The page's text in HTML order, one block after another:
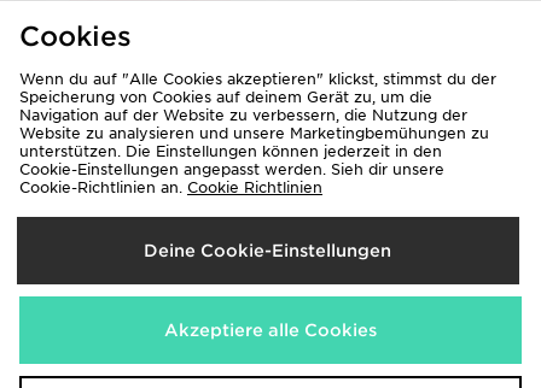
Nike Phoenix Shox Crew
Sweatshirt Damen
vorher70,00€
Jetzt25,00€ - 64%
Nike Shox Overhead Hoodie
vorher80,00€
Jetzt35,00€ - 56%
prahlen wie der Nike Shox. Diese Sneaker kamen im Sommer 2000 auf
während der Olympischen Sommerspiele desselben Jahres getragen.
Während der Spiele wurde Carter berühmt, als er mit einem Paar Shox
über den 2,18 m großen Franzosen Frédéric Weis dunkte. Dieses Bild
führte schnell zu seiner steigenden Beliebtheit in der Streetwear-
Cookies
Wenn du auf "Alle Cookies akzeptieren" klickst, stimmst du der
Speicherung von Cookies auf deinem Gerät zu, um die
Navigation auf der Website zu verbessern, die Nutzung der
Website zu analysieren und unsere Marketingbemühungen zu
unterstützen. Die Einstellungen können jederzeit in den
Cookie-Einstellungen angepasst werden. Sieh dir unsere
Cookie-Richtlinien an. Cookie Richtlinien
Deine Cookie-Einstellungen
Akzeptiere alle Cookies